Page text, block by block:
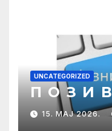
UNCATEGORIZED
П О З И В
15. МАЈ 2026.